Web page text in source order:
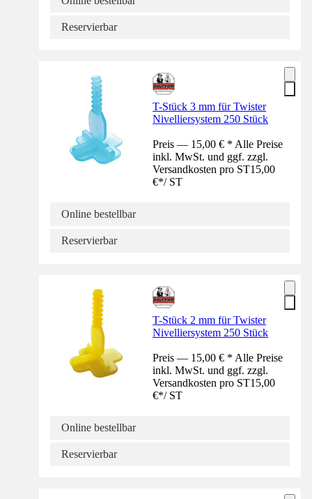
Reservierbar
T-Stück 3 mm für Twister
Nivelliersystem 250 Stück
Preis — 15,00 € * Alle Preise
inkl. MwSt. und ggf. zzgl.
Versandkosten pro ST15,00
€*/ ST
Online bestellbar
Reservierbar
T-Stück 2 mm für Twister
Nivelliersystem 250 Stück
Preis — 15,00 € * Alle Preise
inkl. MwSt. und ggf. zzgl.
Versandkosten pro ST15,00
€*/ ST
Online bestellbar
Reservierbar